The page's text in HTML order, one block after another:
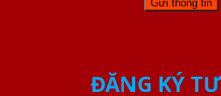
ĐĂNG KÝ